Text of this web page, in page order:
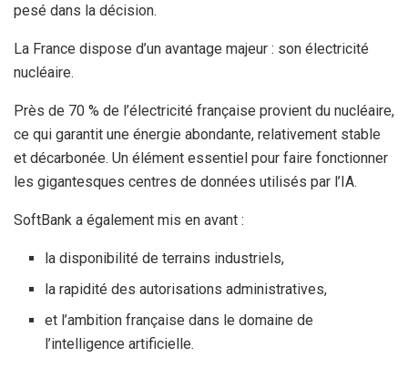
pesé dans la décision.
La France dispose d’un avantage majeur : son électricité
nucléaire.
Près de 70 % de l’électricité française provient du nucléaire,
ce qui garantit une énergie abondante, relativement stable
et décarbonée. Un élément essentiel pour faire fonctionner
les gigantesques centres de données utilisés par l’IA.
SoftBank a également mis en avant :
la disponibilité de terrains industriels,
la rapidité des autorisations administratives,
et l’ambition française dans le domaine de
l’intelligence artificielle.